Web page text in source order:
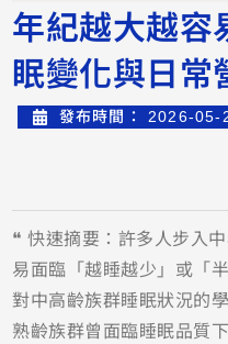
年紀越大越容
眠變化與日常
發布時間： 2026-05-
❝ 快速摘要：許多人步入
易面臨「越睡越少」或「
對中高齡族群睡眠狀況的
熟齡族群曾面臨睡眠品質